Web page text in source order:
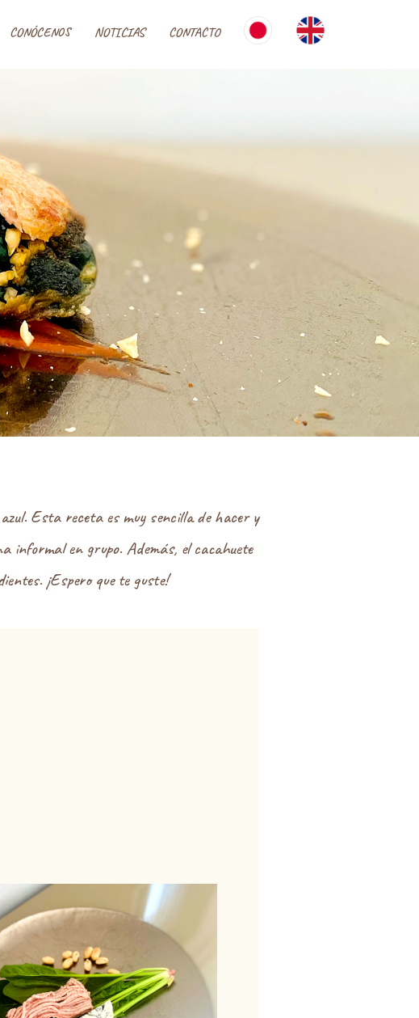
CONÓCENOS NOTICIAS CONTACTO
Esta receta es muy sencilla de hacer y
informal en grupo. Además, el cacahuete
¡Espero que te guste!